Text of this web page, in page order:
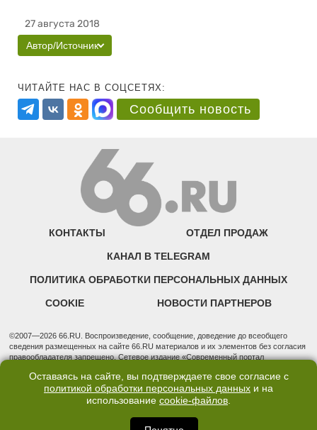
27 августа 2018
Автор/Источник
ЧИТАЙТЕ НАС В СОЦСЕТЯХ:
Сообщить новость
КОНТАКТЫ ОТДЕЛ ПРОДАЖ
КАНАЛ В TELEGRAM
ПОЛИТИКА ОБРАБОТКИ ПЕРСОНАЛЬНЫХ ДАННЫХ
COOKIE НОВОСТИ ПАРТНЕРОВ
©2007—2026 66.RU. Воспроизведение, сообщение, доведение до всеобщего
сведения размещенных на сайте 66.RU материалов и их элементов без согласия
правообладателя запрещено. Сетевое издание «Современный портал
надзору в сфере связи, информационных технологий и массовых коммуникаций
(Роскомнадзор). Регистрационный номер ЭЛ № ФС 77 - 76634 от 02.09.2019
Учредитель: Общество с ограниченной ответственностью "66.ру". Юридический
3, оф. 7015 Фактический адрес редакции и отдела продаж: 620014, Свердловская
Оставаясь на сайте, вы подтверждаете свое согласие с
политикой обработки персональных данных и на
использование cookie-файлов.